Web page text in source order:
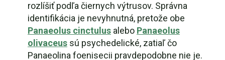
rozlíšiť podľa čiernych výtrusov. Správna
identifikácia je nevyhnutná, pretože obe
Panaeolus cinctulus alebo Panaeolus
olivaceus sú psychedelické, zatiaľ čo
Panaeolina foenisecii pravdepodobne nie je.